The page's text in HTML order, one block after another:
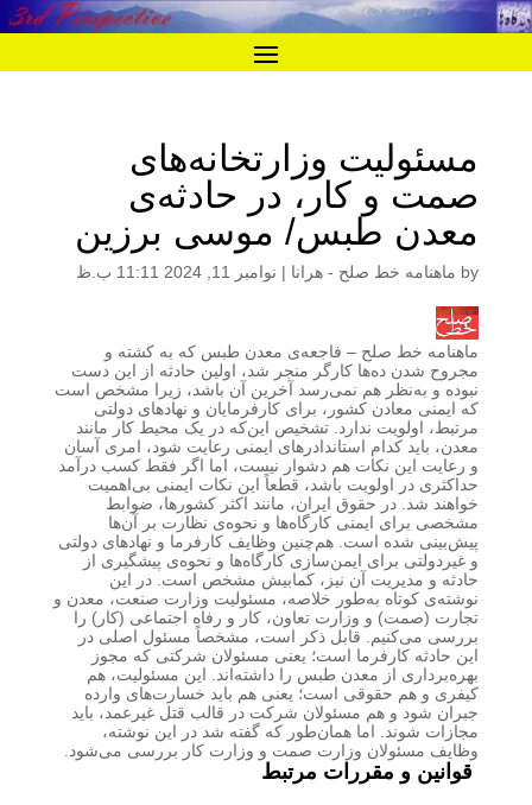
مسئولیت وزارتخانه‌های
صمت و کار، در حادثه‌ی
معدن طبس/ موسی برزین
by ماهنامه خط صلح - هرانا | نوامبر 11, 2024 11:11 ب.ظ
ماهنامه خط صلح – فاجعه‌ی معدن طبس که به کشته و
مجروح شدن ده‌ها کارگر منجر شد، اولین حادثه از این دست
نبوده و به‌نظر هم نمی‌رسد آخرین آن باشد، زیرا مشخص است
که ایمنی معادن کشور، برای کارفرمایان و نهادهای دولتی
مرتبط، اولویت ندارد. تشخیص این‌که در یک محیط کار مانند
معدن، باید کدام استاندادرهای ایمنی رعایت شود، امری آسان
و رعایت این نکات هم دشوار نیست، اما اگر فقط کسب درآمد
حداکثری در اولویت باشد، قطعاً این نکات ایمنی بی‌اهمیت
خواهند شد. در حقوق ایران، مانند اکثر کشورها، ضوابط
مشخصی برای ایمنی کارگاه‌ها و نحوه‌ی نظارت بر آن‌ها
پیش‌بینی شده است. هم‌چنین وظایف کارفرما و نهادهای دولتی
و غیردولتی برای ایمن‌سازی کارگاه‌ها و نحوه‌ی پیشگیری از
حادثه و مدیریت آن نیز، کمابیش مشخص است. در این
نوشته‌ی کوتاه به‌طور خلاصه، مسئولیت وزارت صنعت، معدن و
تجارت (صمت) و وزارت تعاون، کار و رفاه اجتماعی (کار) را
بررسی می‌کنیم. قابل ذکر است، مشخصاً مسئول اصلی در
این حادثه کارفرما است؛ یعنی مسئولان شرکتی که مجوز
بهره‌برداری از معدن طبس را داشته‌اند. این مسئولیت، هم
کیفری و هم حقوقی است؛ یعنی هم باید خسارت‌های وارده
جبران شود و هم مسئولان شرکت در قالب قتل غیرعمد، باید
مجازات شوند. اما همان‌طور که گفته شد در این نوشته،
وظایف مسئولان وزارت صمت و وزارت کار بررسی می‌شود.
قوانین و مقررات مرتبط